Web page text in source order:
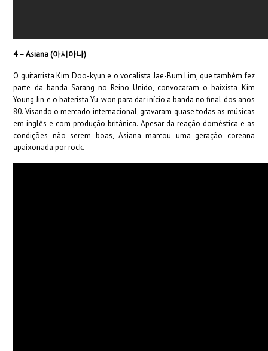
4 – Asiana (아시아나)
O guitarrista Kim Doo-kyun e o vocalista Jae-Bum Lim, que também fez
parte da banda Sarang no Reino Unido, convocaram o baixista Kim
Young Jin e o baterista Yu-won para dar início a banda no final dos anos
80. Visando o mercado internacional, gravaram quase todas as músicas
em inglês e com produção britânica. Apesar da reação doméstica e as
condições não serem boas, Asiana marcou uma geração coreana
apaixonada por rock.